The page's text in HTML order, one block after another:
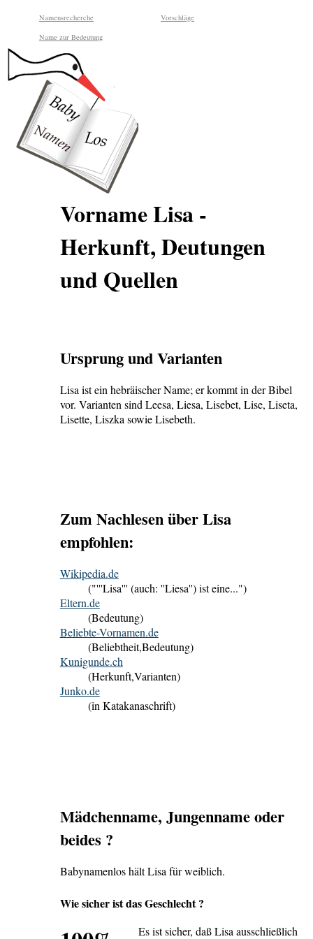
Namensrecherche Vorschläge
Name zur Bedeutung
Vorname Lisa -
Herkunft, Deutungen
und Quellen
Ursprung und Varianten
Lisa ist ein hebräischer Name; er kommt in der Bibel
vor. Varianten sind Leesa, Liesa, Lisebet, Lise, Liseta,
Lisette, Liszka sowie Lisebeth.
Zum Nachlesen über Lisa
empfohlen:
Wikipedia.de
("'''Lisa''' (auch: ''Liesa'') ist eine...")
Eltern.de
(Bedeutung)
Beliebte-Vornamen.de
(Beliebtheit,Bedeutung)
Kunigunde.ch
(Herkunft,Varianten)
Junko.de
(in Katakanaschrift)
Mädchenname, Jungenname oder
beides ?
Babynamenlos hält Lisa für weiblich.
Wie sicher ist das Geschlecht ?
Es ist sicher, daß Lisa ausschließlich